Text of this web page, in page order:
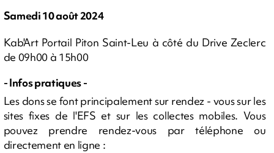
Samedi 10 août 2024
Kab'Art Portail Piton Saint-Leu à côté du Drive Zeclerc
de 09h00 à 15h00
- Infos pratiques -
Les dons se font principalement sur rendez - vous sur les
sites fixes de l'EFS et sur les collectes mobiles. Vous
pouvez prendre rendez-vous par téléphone ou
directement en ligne :